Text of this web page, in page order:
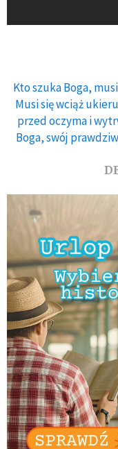
Kto szuka Boga,
Musi się wciąż
przed oczyma i
Boga, swój